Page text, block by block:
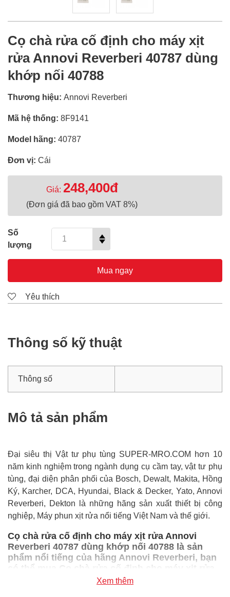
Cọ chà rửa cố định cho máy xịt
rửa Annovi Reverberi 40787 dùng
khớp nối 40788
Thương hiệu: Annovi Reverberi
Mã hệ thống: 8F9141
Model hãng: 40787
Đơn vị: Cái
Giá: 248,400đ
(Đơn giá đã bao gồm VAT 8%)
Số
lượng
Mua ngay
Yêu thích
Thông số kỹ thuật
Thông số
Mô tả sản phẩm
Đại siêu thị Vật tư phụ tùng SUPER-MRO.COM hơn 10
năm kinh nghiệm trong ngành dụng cụ cầm tay, vật tư phụ
tùng, đại diện phân phối của Bosch, Dewalt, Makita, Hồng
Ký, Karcher, DCA, Hyundai, Black & Decker, Yato, Annovi
Reverberi, Dekton là những hãng sản xuất thiết bị công
nghiệp, Máy phun xịt rửa nổi tiếng Việt Nam và thế giới.
Cọ chà rửa cố định cho máy xịt rửa Annovi
Reverberi 40787 dùng khớp nối 40788 là sản
phẩm nổi tiếng của hãng Annovi Reverberi, bạn
có thể mua Cọ chà rửa cố định cho máy xịt rửa
Annovi Reverberi 40787 dùng khớp nối 40788
Xem thêm